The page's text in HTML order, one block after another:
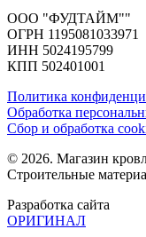
ООО "ФУДТАЙМ""
ОГРН 1195081033971
ИНН 5024195799
КПП 502401001
Политика
Обработка
Сбор и обработка
© 2026. Магазин
Строительные
Разработка сайта
ОРИГИНАЛ